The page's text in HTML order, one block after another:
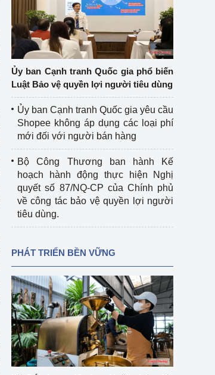
Ủy ban Cạnh tranh Quốc gia phổ biến
Luật Bảo vệ quyền lợi người tiêu dùng
Ủy ban Cạnh tranh Quốc gia yêu cầu
Shopee không áp dụng các loại phí
mới đối với người bán hàng
Bộ Công Thương ban hành Kế
hoạch hành động thực hiện Nghị
quyết số 87/NQ-CP của Chính phủ
về công tác bảo vệ quyền lợi người
tiêu dùng.
PHÁT TRIỂN BỀN VỮNG